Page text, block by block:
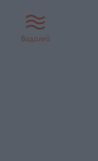
водолей